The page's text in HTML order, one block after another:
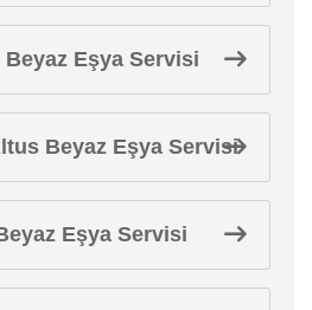
Eşya Servisi
Beyaz Eşya Servisi
Eşya Servisi